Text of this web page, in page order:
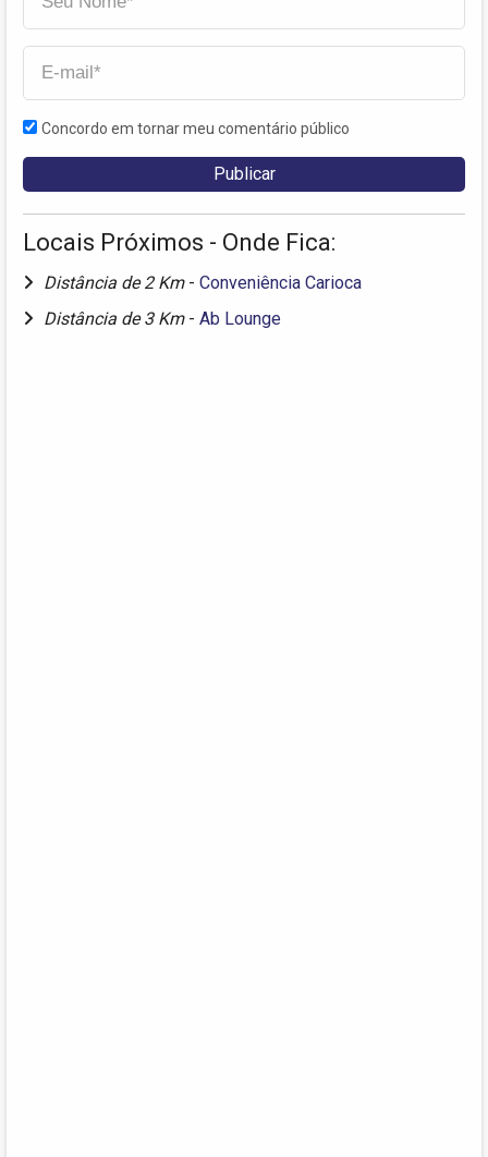
Concordo em tornar meu comentário público
Locais Próximos - Onde Fica:
Distância de 2 Km - Conveniência Carioca
Distância de 3 Km - Ab Lounge